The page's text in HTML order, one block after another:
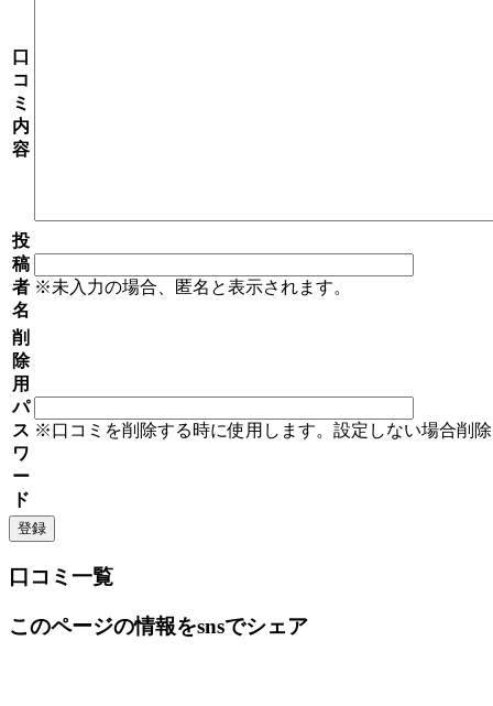
口
コ
ミ
内
容
投
稿
者
名
※未入力の場合、匿名と表示されます。
削
除
用
パ
ス
ワ
ー
ド
※口コミを削除する時に使用します。設定しない場合削
口コミ一覧
このページの情報をsnsでシェア